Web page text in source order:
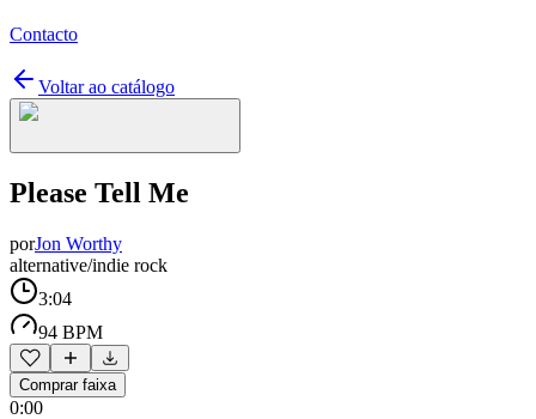
Contacto
Voltar ao catálogo
Please Tell Me
porJon Worthy
alternative/indie rock
3:04
94 BPM
Comprar faixa
0:00